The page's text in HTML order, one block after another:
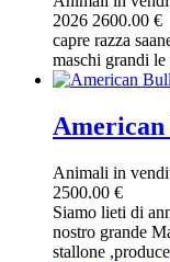
2026 2600.00 €
capre razza
maschi grandi
Animali in
2500.00 €
Siamo lieti di
nostro grande
stallone